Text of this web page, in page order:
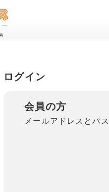
ログイン
会員の方
メールアドレスとパ